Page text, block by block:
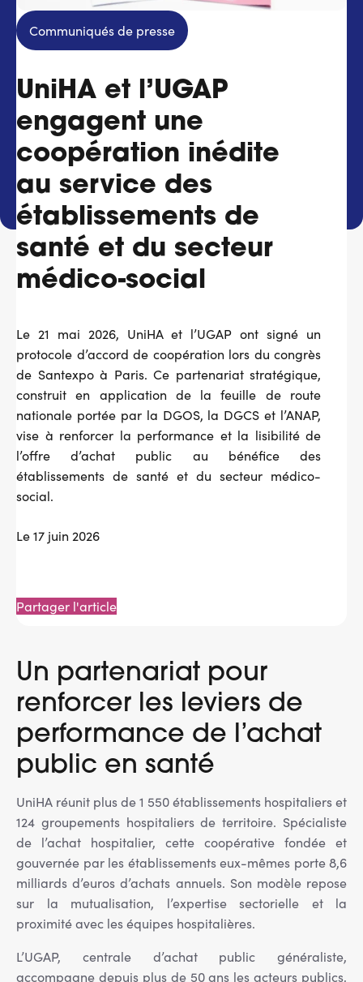
Services adhérents
Top
Fournisseurs
Recrutement
Espace presse
Aide & contact
Communiqués de presse
UniHA et l’UGAP
engagent une
coopération inédite
au service des
établissements de
santé et du secteur
médico-social
Le 21 mai 2026, UniHA et l’UGAP ont signé un
protocole d’accord de coopération lors du congrès
de Santexpo à Paris. Ce partenariat stratégique,
construit en application de la feuille de route
nationale portée par la DGOS, la DGCS et l’ANAP,
vise à renforcer la performance et la lisibilité de
l’offre d’achat public au bénéfice des
établissements de santé et du secteur médico-
social.
Le 17 juin 2026
Partager l'article
Un partenariat pour
renforcer les leviers de
performance de l’achat
public en santé
UniHA réunit plus de 1 550 établissements hospitaliers et
124 groupements hospitaliers de territoire. Spécialiste
de l’achat hospitalier, cette coopérative fondée et
gouvernée par les établissements eux-mêmes porte 8,6
milliards d’euros d’achats annuels. Son modèle repose
sur la mutualisation, l’expertise sectorielle et la
proximité avec les équipes hospitalières.
L’UGAP, centrale d’achat public généraliste,
accompagne depuis plus de 50 ans les acteurs publics,